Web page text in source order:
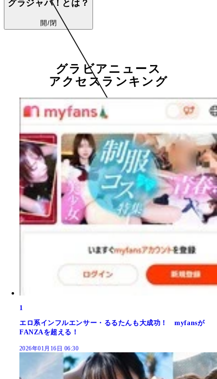
グラジャパ！とは？
開/閉
グラビアニュース
アクセスランキング
1
エロ系インフルエンサー・るるたんも大成功！ myfansが
FANZAを超える！
2026年01月16日 06:30